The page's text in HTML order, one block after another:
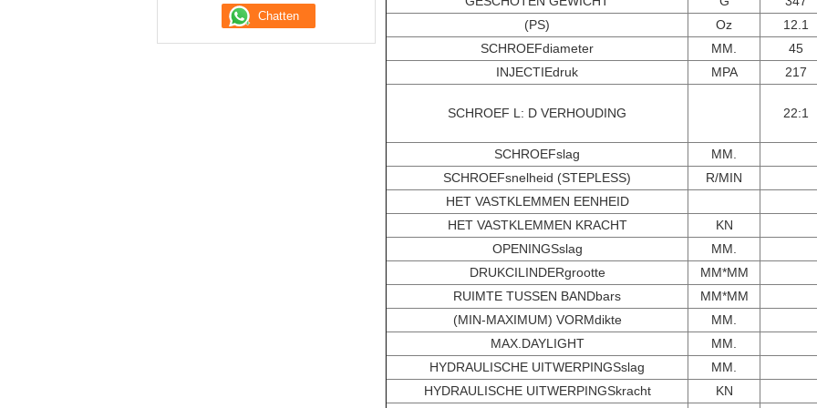
(PS)
Oz
12.1
SCHROEFdiameter
MM.
45
INJECTIEdruk
MPA 217
SCHROEF L: D VERHOUDING 22:1
SCHROEFslag
MM.
SCHROEFsnelheid (STEPLESS)
R/MIN
HET VASTKLEMMEN EENHEID
HET VASTKLEMMEN KRACHT
KN
OPENINGSslag
MM.
DRUKCILINDERgrootte
MM*MM
RUIMTE TUSSEN BANDbars
MM*MM
(MIN-MAXIMUM) VORMdikte
MM.
MAX.DAYLIGHT
MM.
HYDRAULISCHE UITWERPINGSslag
MM.
HYDRAULISCHE UITWERPINGSkracht
KN